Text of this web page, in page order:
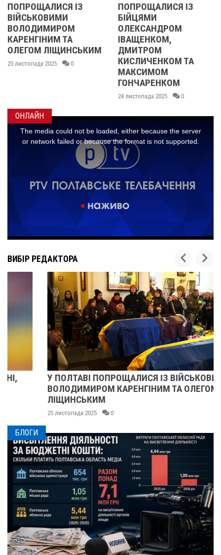
ІЗ
ТА
ЛІЩИНСЬКИМ
листопада 2025 0
ПОПРОЩАЛИСЯ ІЗ
БІЙЦЯМИ
ОЛЕКСАНДРОМ
ІВАЩЕНКОМ,
ДМИТРОМ
КИСЛИЧЕНКОМ ТА
МАКСИМОМ
ГОНЧАРЕНКОМ
24 листопада 2025 0
ОНЛАЙН
ВИБІР РЕДАКТОРА
У ПОЛТАВІ ПОПРОЩАЛИСЯ ІЗ ВІЙСЬКОВИМИ
ВОЛОДИМИРОМ КАРЕНГІНИМ ТА ОЛЕГОМ
ЛІЩИНСЬКИМ
25 листопада 2025 0
БЛОГИ